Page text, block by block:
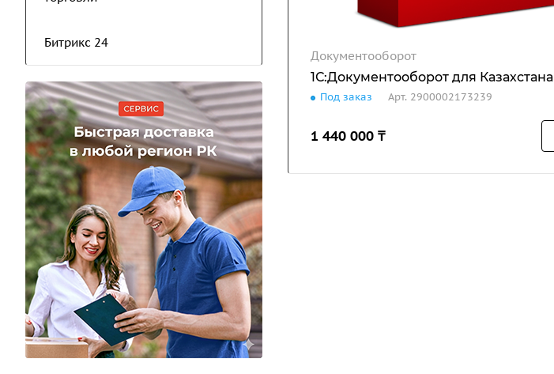
Документооборот
1С:Документооборот для Казахстана
Под заказ Арт. 2900002173239
1 440 000 ₸
Битрикс 24